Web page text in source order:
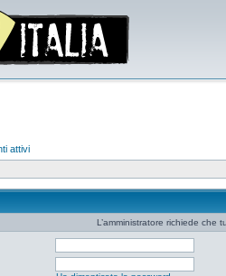
attivi
L’amministratore richiede che